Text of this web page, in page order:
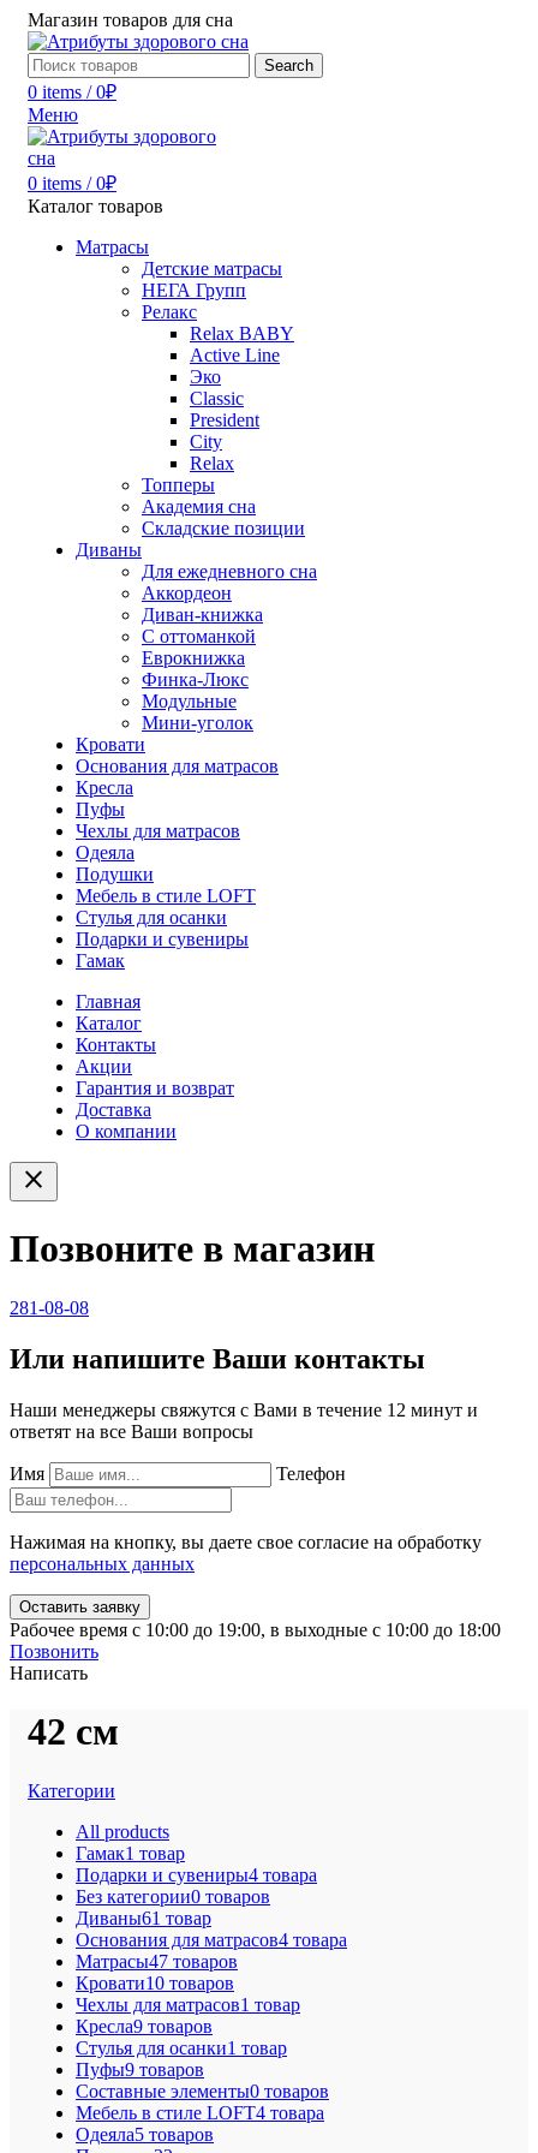
Магазин товаров для сна
Search
0 items / 0₽
Меню
0 items / 0₽
Каталог товаров
Матрасы
Детские матрасы
НЕГА Групп
Релакс
Relax BABY
Active Line
Эко
Classic
President
City
Relax
Топперы
Академия сна
Складские позиции
Диваны
Для ежедневного сна
Аккордеон
Диван-книжка
С оттоманкой
Еврокнижка
Финка-Люкс
Модульные
Мини-уголок
Кровати
Основания для матрасов
Кресла
Пуфы
Чехлы для матрасов
Одеяла
Подушки
Мебель в стиле LOFT
Стулья для осанки
Подарки и сувениры
Гамак
Главная
Каталог
Контакты
Акции
Гарантия и возврат
Доставка
О компании
close
Позвоните в магазин
281-08-08
Или напишите Ваши контакты
Наши менеджеры свяжутся с Вами в течение 12 минут и
ответят на все Ваши вопросы
Имя Телефон
Нажимая на кнопку, вы даете свое согласие на обработку
персональных данных
Рабочее время с 10:00 до 19:00, в выходные с 10:00 до 18:00
Позвонить
Написать
42 см
Категории
All products
Гамак1 товар
Подарки и сувениры4 товара
Без категории0 товаров
Диваны61 товар
Основания для матрасов4 товара
Матрасы47 товаров
Кровати10 товаров
Чехлы для матрасов1 товар
Кресла9 товаров
Стулья для осанки1 товар
Пуфы9 товаров
Составные элементы0 товаров
Мебель в стиле LOFT4 товара
Одеяла5 товаров